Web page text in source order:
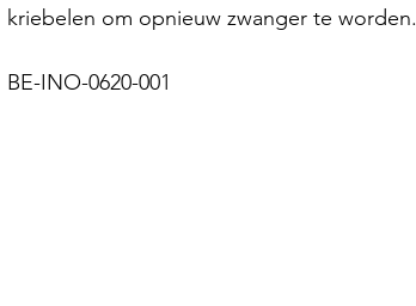
kriebelen om opnieuw zwanger te worden.
BE-INO-0620-001